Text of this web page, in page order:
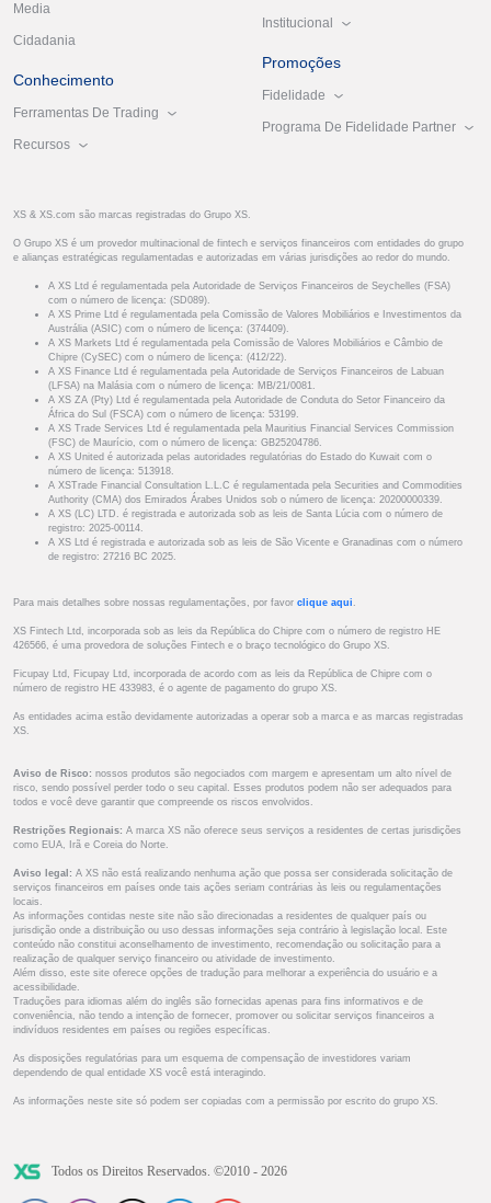
Media
Cidadania
Conhecimento
Ferramentas De Trading
Recursos
Institucional
Promoções
Fidelidade
Programa De Fidelidade Partner
XS & XS.com são marcas registradas do Grupo XS.
O Grupo XS é um provedor multinacional de fintech e serviços financeiros com entidades do grupo
e alianças estratégicas regulamentadas e autorizadas em várias jurisdições ao redor do mundo.
A XS Ltd é regulamentada pela Autoridade de Serviços Financeiros de Seychelles (FSA)
com o número de licença: (SD089).
A XS Prime Ltd é regulamentada pela Comissão de Valores Mobiliários e Investimentos da
Austrália (ASIC) com o número de licença: (374409).
A XS Markets Ltd é regulamentada pela Comissão de Valores Mobiliários e Câmbio de
Chipre (CySEC) com o número de licença: (412/22).
A XS Finance Ltd é regulamentada pela Autoridade de Serviços Financeiros de Labuan
(LFSA) na Malásia com o número de licença: MB/21/0081.
A XS ZA (Pty) Ltd é regulamentada pela Autoridade de Conduta do Setor Financeiro da
África do Sul (FSCA) com o número de licença: 53199.
A XS Trade Services Ltd é regulamentada pela Mauritius Financial Services Commission
(FSC) de Maurício, com o número de licença: GB25204786.
A XS United é autorizada pelas autoridades regulatórias do Estado do Kuwait com o
número de licença: 513918.
A XSTrade Financial Consultation L.L.C é regulamentada pela Securities and Commodities
Authority (CMA) dos Emirados Árabes Unidos sob o número de licença: 20200000339.
A XS (LC) LTD. é registrada e autorizada sob as leis de Santa Lúcia com o número de
registro: 2025-00114.
A XS Ltd é registrada e autorizada sob as leis de São Vicente e Granadinas com o número
de registro: 27216 BC 2025.
Para mais detalhes sobre nossas regulamentações, por favor clique aqui .
XS Fintech Ltd, incorporada sob as leis da República do Chipre com o número de registro HE
426566, é uma provedora de soluções Fintech e o braço tecnológico do Grupo XS.
Ficupay Ltd, Ficupay Ltd, incorporada de acordo com as leis da República de Chipre com o
número de registro HE 433983, é o agente de pagamento do grupo XS.
As entidades acima estão devidamente autorizadas a operar sob a marca e as marcas registradas
XS.
Aviso de Risco: nossos produtos são negociados com margem e apresentam um alto nível de
risco, sendo possível perder todo o seu capital. Esses produtos podem não ser adequados para
todos e você deve garantir que compreende os riscos envolvidos.
Restrições Regionais: A marca XS não oferece seus serviços a residentes de certas jurisdições
como EUA, Irã e Coreia do Norte.
Aviso legal: A XS não está realizando nenhuma ação que possa ser considerada solicitação de
serviços financeiros em países onde tais ações seriam contrárias às leis ou regulamentações
locais.
As informações contidas neste site não são direcionadas a residentes de qualquer país ou
jurisdição onde a distribuição ou uso dessas informações seja contrário à legislação local. Este
conteúdo não constitui aconselhamento de investimento, recomendação ou solicitação para a
realização de qualquer serviço financeiro ou atividade de investimento.
Além disso, este site oferece opções de tradução para melhorar a experiência do usuário e a
acessibilidade.
Traduções para idiomas além do inglês são fornecidas apenas para fins informativos e de
conveniência, não tendo a intenção de fornecer, promover ou solicitar serviços financeiros a
indivíduos residentes em países ou regiões específicas.
As disposições regulatórias para um esquema de compensação de investidores variam
dependendo de qual entidade XS você está interagindo.
As informações neste site só podem ser copiadas com a permissão por escrito do grupo XS.
Todos os Direitos Reservados. ©2010 - 2026